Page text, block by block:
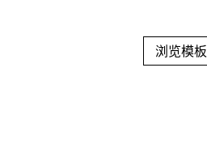
浏览模板